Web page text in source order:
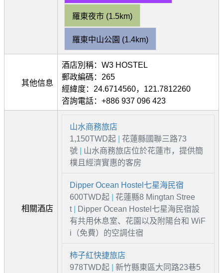
羅東夜市 (1.5km)
羅東中山公園 (1.4km)
其他信息
酒店別稱：W3 HOSTEL
郵政編碼：265
經緯度：24.6714560，121.7812260
咨詢電話：+886 937 096 423
相關酒店
山水商務旅店
1,150TWD起
花蓮縣國聯三路73
號
山水商務旅店位於花蓮市，提供簡
樸且經濟實惠的客房
Dipper Ocean Hostel七星海民宿
600TWD起
花蓮縣8 Mingtan Stree
t
Dipper Ocean Hostel七星海民宿設
有共用休息室、花園以及附陽台和 WiF
i（免費）的空調住宿
柿子紅快捷旅店
978TWD起
新竹縣東區大同路23巷5